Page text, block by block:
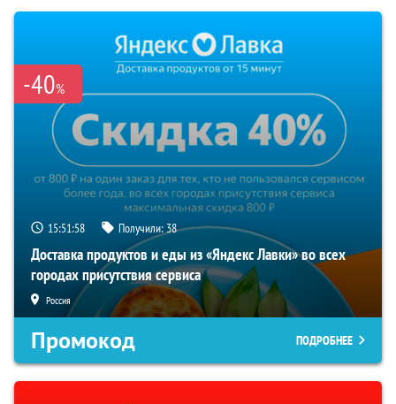
-40%
15:51:57 Получили:38
Доставка продуктов и еды из «Яндекс Лавки» во всех
городах присутствия сервиса
Россия
Промокод ПОДРОБНЕЕ